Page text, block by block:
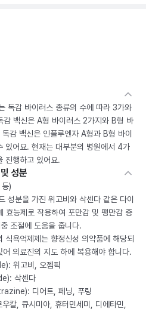
독감 바이러스 종류의 수에 따라 3가와
백신은 A형 바이러스 2가지와 B형 바
감 백신은 인플루엔자 A형과 B형 바이
있어요. 현재는 대부분의 병원에서 4가
진행하고 있어요.
성분
)
성분을 가진 위고비와 삭센다 같은 다이
효능제로 작용하여 포만감 및 팽만감 증
조절에 도움을 줍니다.
식욕억제제는 향정신성 의약품에 해당되
의료진의 지도 하에 복용해야 합니다.
위고비, 오젬픽
삭센다
디어트, 페닝, 푸링
, 큐시미아, 휴터민세미, 디에타민,